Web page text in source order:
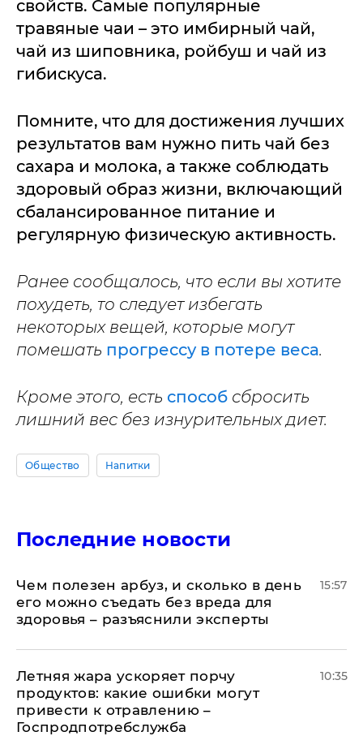
свойств. Самые популярные
травяные чаи – это имбирный чай,
чай из шиповника, ройбуш и чай из
гибискуса.
Помните, что для достижения лучших
результатов вам нужно пить чай без
сахара и молока, а также соблюдать
здоровый образ жизни, включающий
сбалансированное питание и
регулярную физическую активность.
Ранее сообщалось, что если вы хотите
похудеть, то следует избегать
некоторых вещей, которые могут
помешать прогрессу в потере веса.
Кроме этого, есть способ сбросить
лишний вес без изнурительных диет.
Общество Напитки
Последние новости
Чем полезен арбуз, и сколько в день
его можно съедать без вреда для
здоровья – разъяснили эксперты
15:57
Летняя жара ускоряет порчу
продуктов: какие ошибки могут
привести к отравлению –
Госпродпотребслужба
10:35